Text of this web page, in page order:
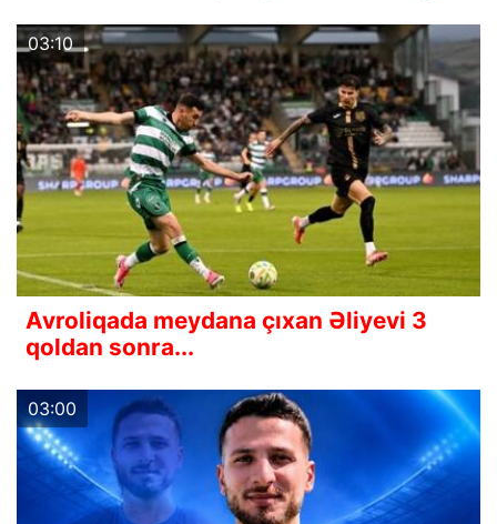
03:10
Avroliqada meydana çıxan Əliyevi 3
qoldan sonra...
03:00